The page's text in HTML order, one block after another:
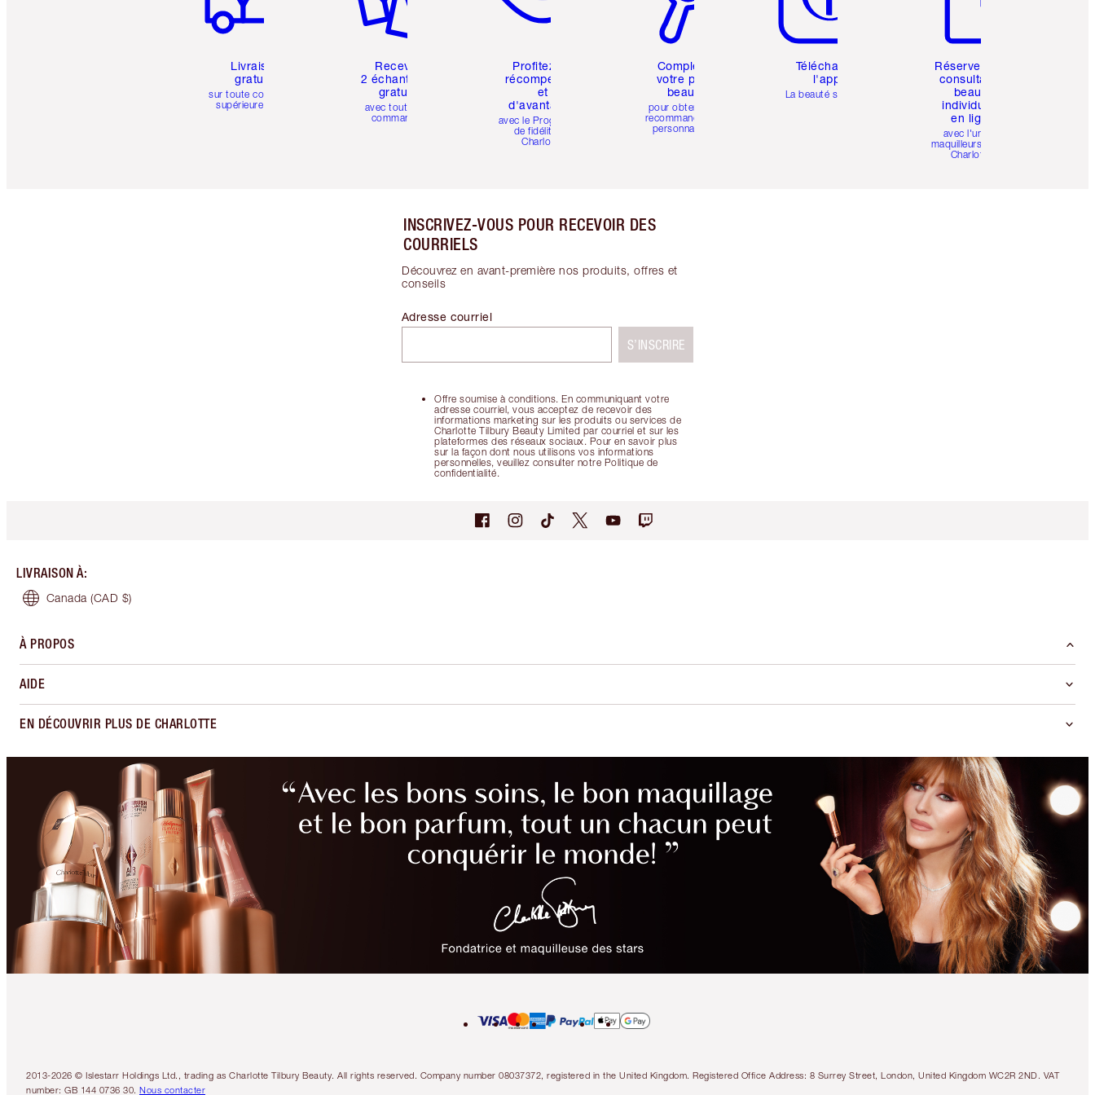
Livraison
gratuite
sur toute commande
supérieure à 50 $
Recevez
2 échantillons
gratuits
avec toutes les
commandes
Profitez de
récompenses
et
d'avantages
avec le Programme
de fidélité de
Charlotte
Compléter
votre profil
beauté
pour obtenir des
recommandations
personnalisées
Téléchargez
l'appli
La beauté simplifiée
Réservez une
consultation
beauté
individuelle
en ligne
avec l'un des
maquilleurs pro de
Charlotte.
INSCRIVEZ-VOUS POUR RECEVOIR DES
COURRIELS
Découvrez en avant-première nos produits, offres et
conseils
Offre soumise à conditions. En communiquant votre
adresse courriel, vous acceptez de recevoir des
informations marketing sur les produits ou services de
Charlotte Tilbury Beauty Limited par courriel et sur les
plateformes des réseaux sociaux. Pour en savoir plus
sur la façon dont nous utilisons vos informations
personnelles, veuillez consulter notre Politique de
confidentialité.
Adresse courriel
S’INSCRIRE
LIVRAISON À:
Canada (CAD $)
À PROPOS
AIDE
EN DÉCOUVRIR PLUS DE CHARLOTTE
2013-2026 © Islestarr Holdings Ltd., trading as Charlotte Tilbury Beauty. All rights reserved. Company number 08037372, registered in the United Kingdom. Registered Office Address: 8 Surrey Street, London, United Kingdom WC2R 2ND. VAT
number: GB 144 0736 30. Nous contacter